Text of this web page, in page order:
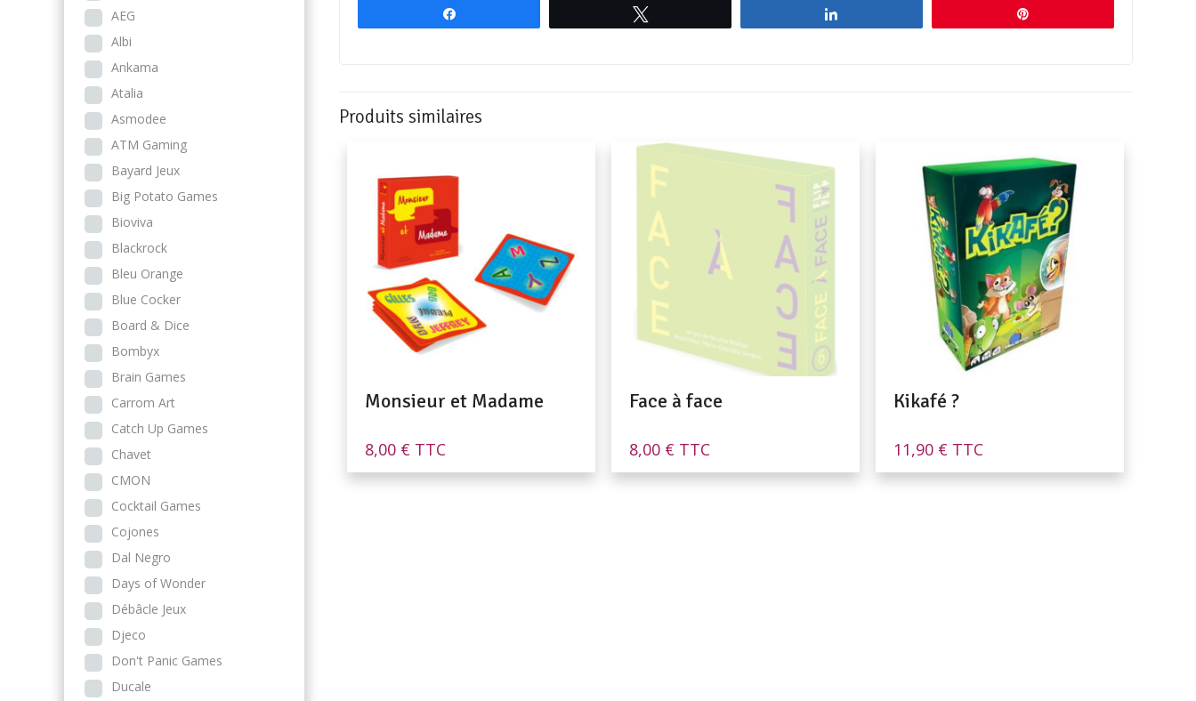
Produits similaires
Monsieur et Madame
8,00 € TTC
Face à face
8,00 € TTC
Kikafé ?
11,90 € TTC
AEG
Albi
Ankama
Atalia
Asmodee
ATM Gaming
Bayard Jeux
Big Potato Games
Bioviva
Blackrock
Bleu Orange
Blue Cocker
Board & Dice
Bombyx
Brain Games
Carrom Art
Catch Up Games
Chavet
CMON
Cocktail Games
Cojones
Dal Negro
Days of Wonder
Débâcle Jeux
Djeco
Don't Panic Games
Ducale